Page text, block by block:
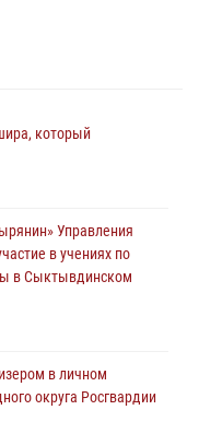
который
Управления
в учениях по
в Сыктывдинском
в личном
округа Росгвардии